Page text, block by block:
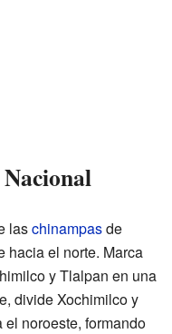
laschinampasde
hacia el norte. Marca
y Tlalpan en una
divide Xochimilco y
noroeste, formando